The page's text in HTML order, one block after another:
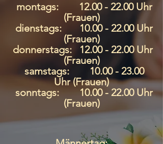
montags:
12.00 - 22.00Uhr
(Frauen)
dienstags: 10.00 - 22.00Uhr
(Frauen)
donnerstags: 12.00 - 22.00Uhr
(Frauen)
samstags:
10.00 - 23.00
Uhr (Frauen)
sonntags: 10.00 - 22.00Uhr
(Frauen)